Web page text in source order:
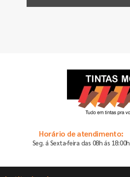
Horário de atendimento:
Seg. á Sexta-feira das 08h ás 18:00h